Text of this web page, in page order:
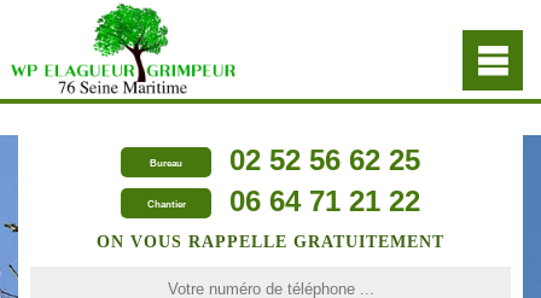
Bureau 02 52 56 62 25
Chantier 06 64 71 21 22
ON VOUS RAPPELLE GRATUITEMENT